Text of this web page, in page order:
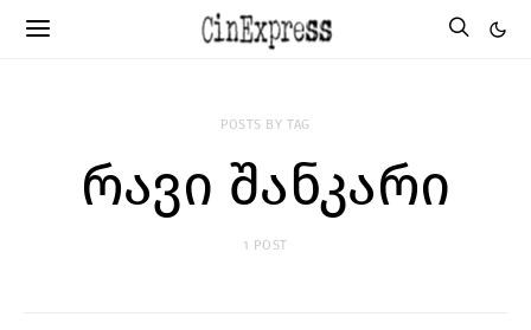
POSTS BY TAG
რავი შანკარი
1 POST